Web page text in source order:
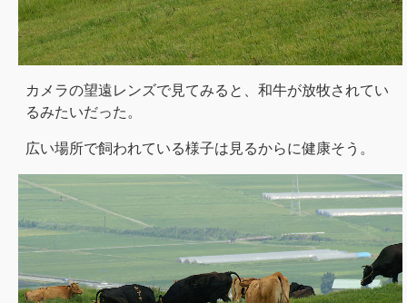
カメラの望遠レンズで見てみると、和牛が放牧されてい
るみたいだった。
広い場所で飼われている様子は見るからに健康そう。